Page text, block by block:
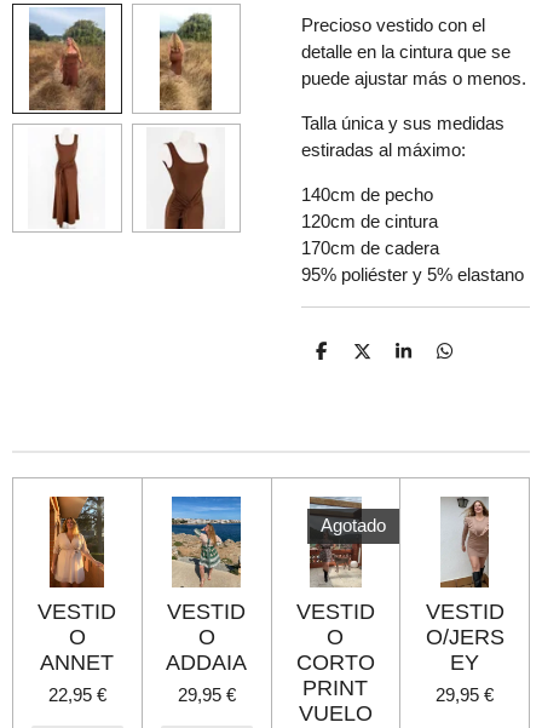
Precioso vestido con el
detalle en la cintura que se
puede ajustar más o menos.
Talla única y sus medidas
estiradas al máximo:
140cm de pecho
120cm de cintura
170cm de cadera
95% poliéster y 5% elastano
C
r
r
C
r
r
C
r
C
r
r
VESTID
O
ANNET
22,95 €
VESTID
O
ADDAIA
29,95 €
Agotado
VESTID
O
CORTO
PRINT
VUELO
VESTID
O/JERS
EY
29,95 €